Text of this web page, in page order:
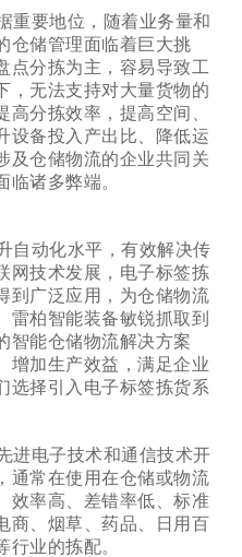
要地位，随着业务量和
仓储管理面临着巨大挑
点分拣为主，容易导致工
，无法支持对大量货物的
分拣效率，提高空间、
设备投入产出比、降低运
及仓储物流的企业共同关
临诸多弊端。
自动化水平，有效解决传
网技术发展，电子标签拣
到广泛应用，为仓储物流
雷柏智能装备敏锐抓取到
智能仓储物流解决方案
增加生产效益，满足企业
选择引入电子标签拣货系
进电子技术和通信技术开
通常在使用在仓储或物流
效率高、差错率低、标准
商、烟草、药品、日用百
行业的拣配。